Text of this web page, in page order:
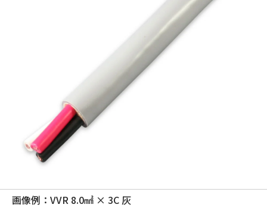
画像例：VVR 8.0㎟ × 3C 灰